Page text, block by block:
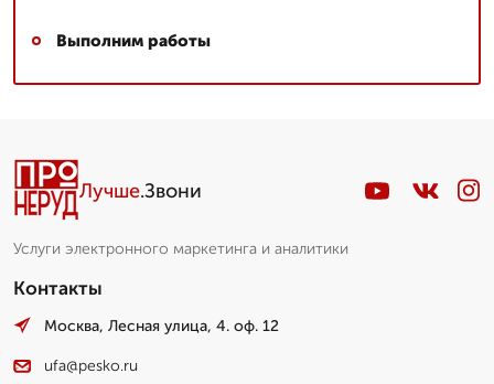
Выполним работы
Лучше.Звони
Услуги электронного маркетинга и аналитики
Контакты
Москва, Лесная улица, 4. оф. 12
ufa@pesko.ru